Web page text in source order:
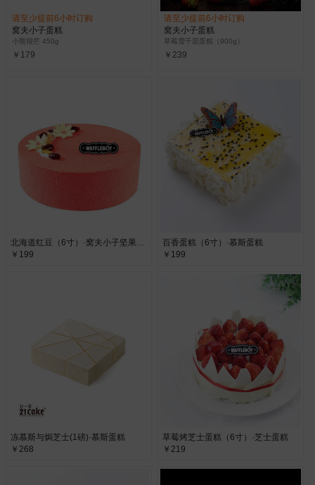
请至少提前6小时订购
窝夫小子蛋糕
小熊很芒 450g
￥179
请至少提前6小时订购
窝夫小子蛋糕
草莓雪千层蛋糕（900g）
￥239
北海道红豆（6寸）·窝夫小子坚果夹心蛋糕
￥199
百香蛋糕（6寸）·慕斯蛋糕
￥199
冻慕斯与焗芝士(1磅)·慕斯蛋糕
￥268
草莓烤芝士蛋糕（6寸）·芝士蛋糕
￥219